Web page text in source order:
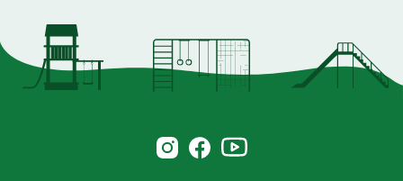
Norsk Leg & Park instagram
Norsk Leg & Park facebook
Norsk Leg & Park youtube